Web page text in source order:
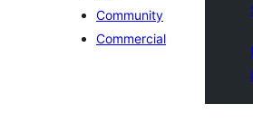
Community
Commercial